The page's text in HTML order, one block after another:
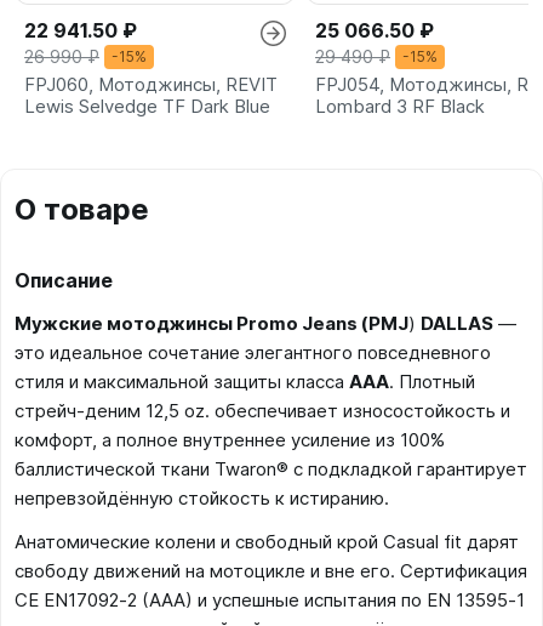
22 941.50 ₽
26 990 ₽ -15%
FPJ060, Мотоджинсы, REVIT
Lewis Selvedge TF Dark Blue
25 066.50 ₽
29 490 ₽ -15%
FPJ054, Мотоджинсы,
Lombard 3 RF Black
О товаре
Описание
Мужские мотоджинсы Promo Jeans (PMJ) DALLAS —
это идеальное сочетание элегантного повседневного
стиля и максимальной защиты класса AAA. Плотный
стрейч-деним 12,5 oz. обеспечивает износостойкость и
комфорт, а полное внутреннее усиление из 100%
баллистической ткани Twaron® с подкладкой гарантирует
непревзойдённую стойкость к истиранию.
Анатомические колени и свободный крой Casual fit дарят
свободу движений на мотоцикле и вне его. Сертификация
CE EN17092‑2 (AAA) и успешные испытания по EN 13595‑1